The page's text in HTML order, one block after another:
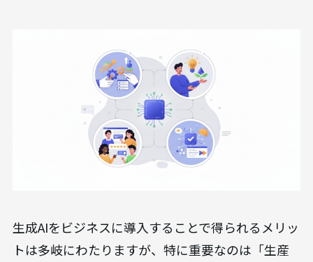
生成AIをビジネスに導入することで得られるメリッ
トは多岐にわたりますが、特に重要なのは「生産